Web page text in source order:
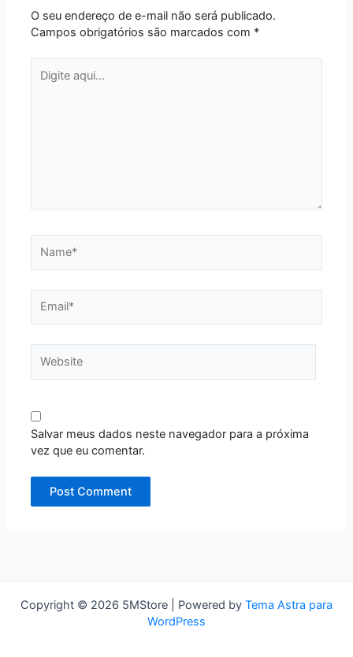
O seu endereço de e-mail não será publicado.
Campos obrigatórios são marcados com *
aqui...
Salvar meus dados neste navegador para a próxima
vez que eu comentar.
Copyright © 2026 5MStore | Powered by Tema Astra para
WordPress